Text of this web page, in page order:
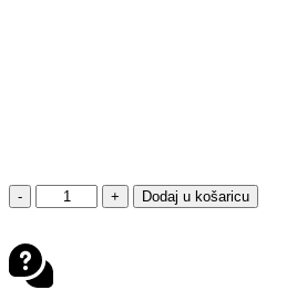
-
XPD
XP6-
ČIZME
CRNO-
+ Dodaj u košaricu